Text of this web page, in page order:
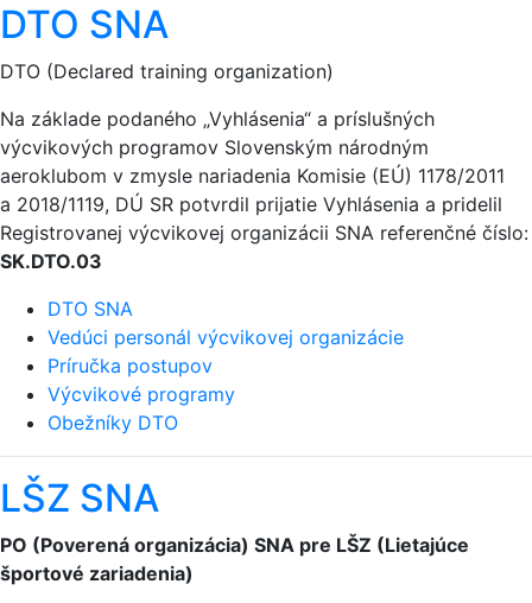
DTO SNA
DTO (Declared training organization)
Na základe podaného „Vyhlásenia“ a príslušných
výcvikových programov Slovenským národným
aeroklubom v zmysle nariadenia Komisie (EÚ) 1178/2011
a 2018/1119, DÚ SR potvrdil prijatie Vyhlásenia a pridelil
Registrovanej výcvikovej organizácii SNA referenčné číslo:
SK.DTO.03
DTO SNA
Vedúci personál výcvikovej organizácie
Príručka postupov
Výcvikové programy
Obežníky DTO
LŠZ SNA
PO (Poverená organizácia) SNA pre LŠZ (Lietajúce
športové zariadenia)